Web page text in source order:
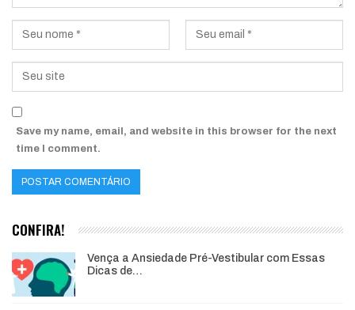
Save my name, email, and website in this browser for the next
time I comment.
CONFIRA!
Vença a Ansiedade Pré-Vestibular com Essas
Dicas de…